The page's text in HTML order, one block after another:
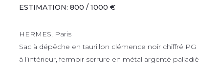
ESTIMATION: 800 / 1000 €
HERMES, Paris
Sac à dépêche en taurillon clémence noir chiffré PG
à l’intérieur, fermoir serrure en métal argenté palladié